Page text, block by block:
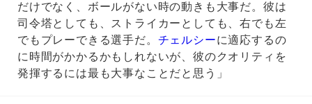
だけでなく、ボールがない時の動きも大事だ。彼は
司令塔としても、ストライカーとしても、右でも左
でもプレーできる選手だ。 チェルシーに適応するの
に時間がかかるかもしれないが、彼のクオリティを
発揮するには最も大事なことだと思う」